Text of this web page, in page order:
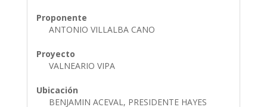
Proponente
ANTONIO VILLALBA CANO
Proyecto
VALNEARIO VIPA
Ubicación
BENJAMIN ACEVAL, PRESIDENTE HAYES